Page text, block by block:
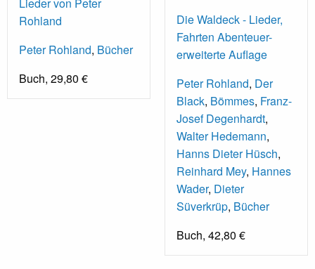
Lieder von Peter
Rohland
Peter Rohland, Bücher
Buch, 29,80 €
Die Waldeck - Lieder,
Fahrten Abenteuer-
erweiterte Auflage
Peter Rohland, Der
Black, Bömmes, Franz-
Josef Degenhardt,
Walter Hedemann,
Hanns Dieter Hüsch,
Reinhard Mey, Hannes
Wader, Dieter
Süverkrüp, Bücher
Buch, 42,80 €